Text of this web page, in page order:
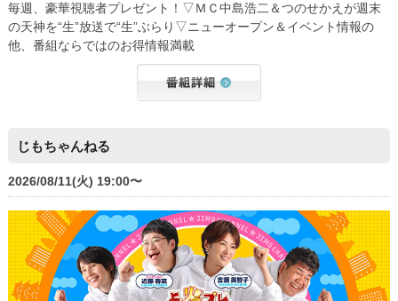
毎週、豪華視聴者プレゼント！▽ＭＣ中島浩二＆つのせかえが週末
の天神を“生”放送で“生”ぶらり▽ニューオープン＆イベント情報の
他、番組ならではのお得情報満載
じもちゃんねる
2026/08/11(火) 19:00〜